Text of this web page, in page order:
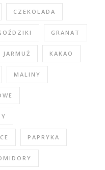
CZEKOLADA
GRANAT
JARMUŻ KAKAO
MALINY
PAPRYKA